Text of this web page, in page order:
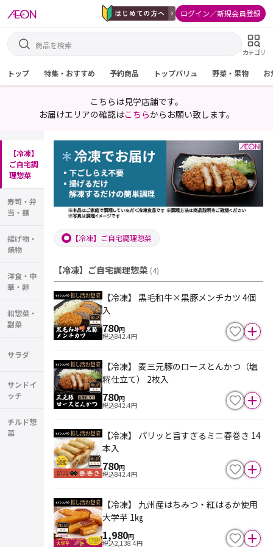
ログイン／新規会員登録
カテゴリ
トップ 特集・おすすめ 予約商品 トップバリュ 野菜・果物 お
こちらは見学店舗です。
お届けエリアの確認はこちらからお願い致します。
【冷凍】
ご自宅調
理惣菜
寿司・弁
当・麺
揚げ物・
焼物
洋食・中
華・卵
和惣菜・
副菜
サラダ
サンドイ
ッチ
チルド惣
菜
【冷凍】ご自宅調理惣菜
【冷凍】ご自宅調理惣菜 (4)
【冷凍】 黒毛和牛×黒豚メンチカツ 4個
入
780円
税込842.4円
【冷凍】 麦三元豚のロースとんかつ（塩
糀仕立て） 2枚入
780円
税込842.4円
【冷凍】 パリッと旨すぎるミニ春巻き 14
本入
780円
税込842.4円
【冷凍】 九州産はちみつ・紅はるか使用
大学芋 1㎏
1,980円
税込2,138.4円